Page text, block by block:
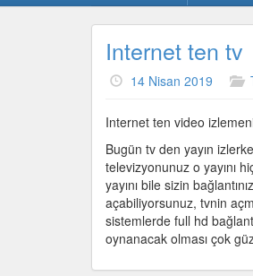
Internet ten tv
14 Nisan 2019
Internet ten video
Bugün tv den yayın
televizyonunuz o yayını
yayını bile sizin
açabiliyorsunuz, tvnin
sistemlerde full hd
oynanacak olması çok